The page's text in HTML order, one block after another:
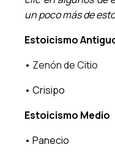
un poco más de
Estoicismo
• Zenón de Citio
• Crisipo
Estoicismo Medio
• Panecio